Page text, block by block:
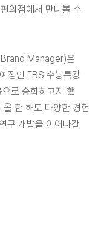
의점에서 만나볼 수
Manager)은
정인 EBS 수능특강
로 승화하고자 했
올 한 해도 다양한 경험
구 개발을 이어나갈